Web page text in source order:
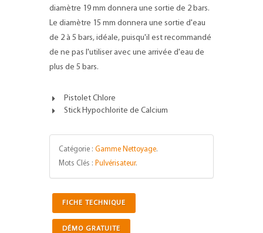
diamètre 19 mm donnera une sortie de 2 bars.
Le diamètre 15 mm donnera une sortie d'eau
de 2 à 5 bars, idéale, puisqu'il est recommandé
de ne pas l'utiliser avec une arrivée d'eau de
plus de 5 bars.
Pistolet Chlore
Stick Hypochlorite de Calcium
Catégorie : Gamme Nettoyage.
Mots Clés : Pulvérisateur.
FICHE TECHNIQUE
DÉMO GRATUITE